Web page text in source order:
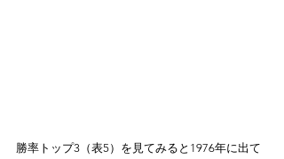
勝率トップ3（表5）を見てみると1976年に出て